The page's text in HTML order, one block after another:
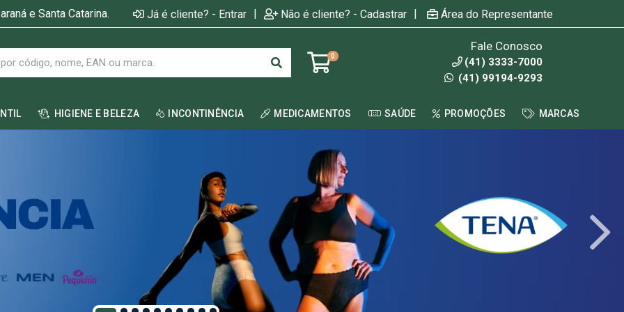
e Santa Catarina. Já é cliente? - Entrar | Não é cliente? - Cadastrar | Área do Representante
0
Fale Conosco
(41) 3333-7000
(41) 99194-9293
HIGIENE E BELEZA INCONTINÊNCIA MEDICAMENTOS SAÚDE PROMOÇÕES MARCAS